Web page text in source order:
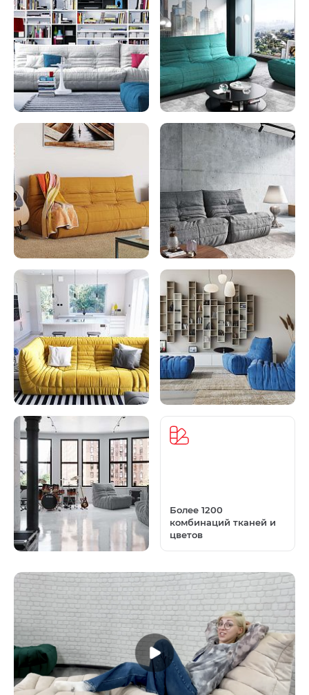
Более 1200
комбинаций тканей и
цветов